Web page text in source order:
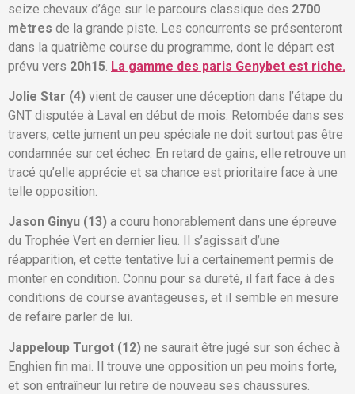
seize chevaux d’âge sur le parcours classique des 2700
mètres de la grande piste. Les concurrents se présenteront
dans la quatrième course du programme, dont le départ est
prévu vers 20h15 La gamme des paris Genybet est riche.
Jolie Star (4) vient de causer une déception dans l’étape du
GNT disputée à Laval en début de mois. Retombée dans ses
travers, cette jument un peu spéciale ne doit surtout pas être
condamnée sur cet échec. En retard de gains, elle retrouve un
tracé qu’elle apprécie et sa chance est prioritaire face à une
telle opposition.
Jason Ginyu (13) a couru honorablement dans une épreuve
du Trophée Vert en dernier lieu. Il s’agissait d’une
réapparition, et cette tentative lui a certainement permis de
monter en condition. Connu pour sa dureté, il fait face à des
conditions de course avantageuses, et il semble en mesure
de refaire parler de lui.
Jappeloup Turgot (12) ne saurait être jugé sur son échec à
Enghien fin mai. Il trouve une opposition un peu moins forte,
et son entraîneur lui retire de nouveau ses chaussures.